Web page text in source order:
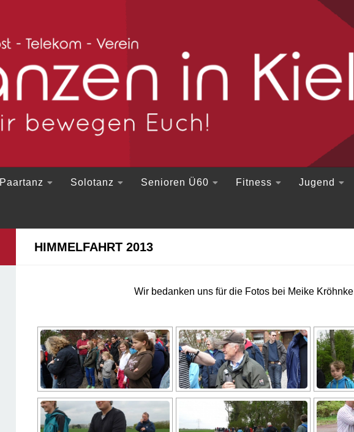
Paartanz Solotanz Senioren Ü60 Fitness Jugend
HIMMELFAHRT 2013
Wir bedanken uns für die Fotos bei Meike Kröhnke